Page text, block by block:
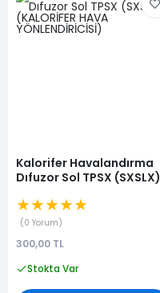
Kalorifer Havalandırma
Dıfuzor Sol TPSX (SXSLX)
YÖNLENDİRİCİSİ)
★★★★★
0 Yorum
300,00 TL
Stokta Var